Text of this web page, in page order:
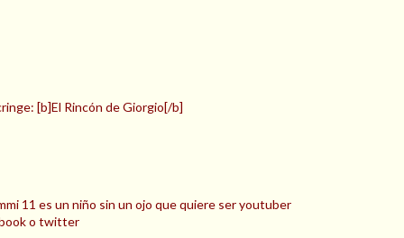
[b]El Rincón de Giorgio[/b]
11 es un niño sin un ojo que quiere ser youtuber
o twitter